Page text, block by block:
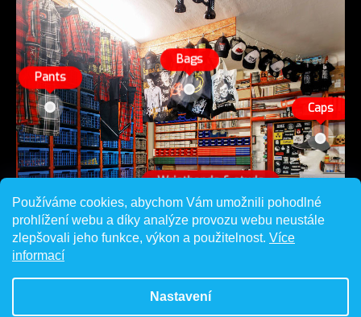
Používáme cookies, abychom Vám umožnili pohodlné
prohlížení webu a díky analýze provozu webu neustále
zlepšovali jeho funkce, výkon a použitelnost. Více
informací
Nastavení